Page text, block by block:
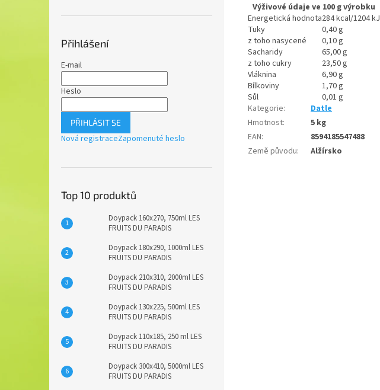
Přihlášení
E-mail
Heslo
PŘIHLÁSIT SE
Nová registraceZapomenuté heslo
Top 10 produktů
Doypack 160x270, 750ml LES
FRUITS DU PARADIS
Doypack 180x290, 1000ml LES
FRUITS DU PARADIS
Doypack 210x310, 2000ml LES
FRUITS DU PARADIS
Doypack 130x225, 500ml LES
FRUITS DU PARADIS
Doypack 110x185, 250 ml LES
FRUITS DU PARADIS
Doypack 300x410, 5000ml LES
FRUITS DU PARADIS
Výživové údaje ve 100 g výrobku
Energetická hodnota284 kcal/1204 kJ
Tuky
0,40 g
z toho nasycené
0,10 g
Sacharidy
65,00 g
z toho cukry
23,50 g
Vláknina
6,90 g
Bílkoviny
1,70 g
Sůl
0,01 g
Kategorie:
Datle
Hmotnost:
5 kg
EAN:
8594185547488
Země původu: Alžírsko